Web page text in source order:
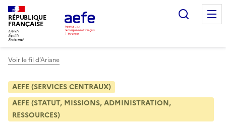
Aller
au
contenu
principal
RÉPUBLIQUE
FRANÇAISE
Voir le fil d’Ariane
AEFE (SERVICES CENTRAUX)
AEFE (STATUT, MISSIONS, ADMINISTRATION,
RESSOURCES)